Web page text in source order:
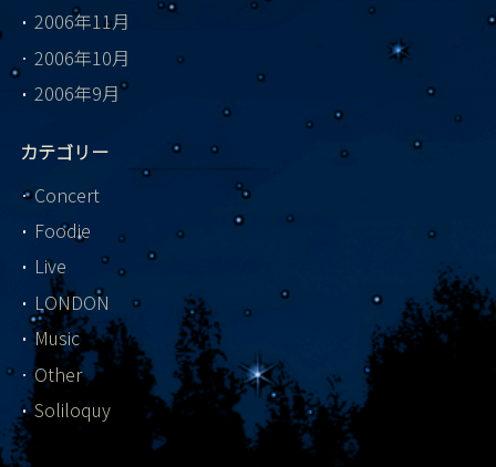
2006年11月
2006年10月
2006年9月
カテゴリー
Concert
Foodie
Live
LONDON
Music
Other
Soliloquy